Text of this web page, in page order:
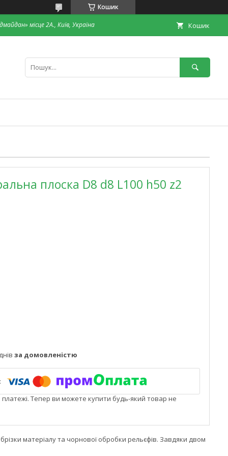
Кошик
місце 2А., Київ, Україна Кошик
плоска D8 d8 L100 h50 z2
за домовленістю
платежі. Тепер ви можете купити будь-який товар не
матеріалу та чорнової обробки рельєфів. Завдяки двом